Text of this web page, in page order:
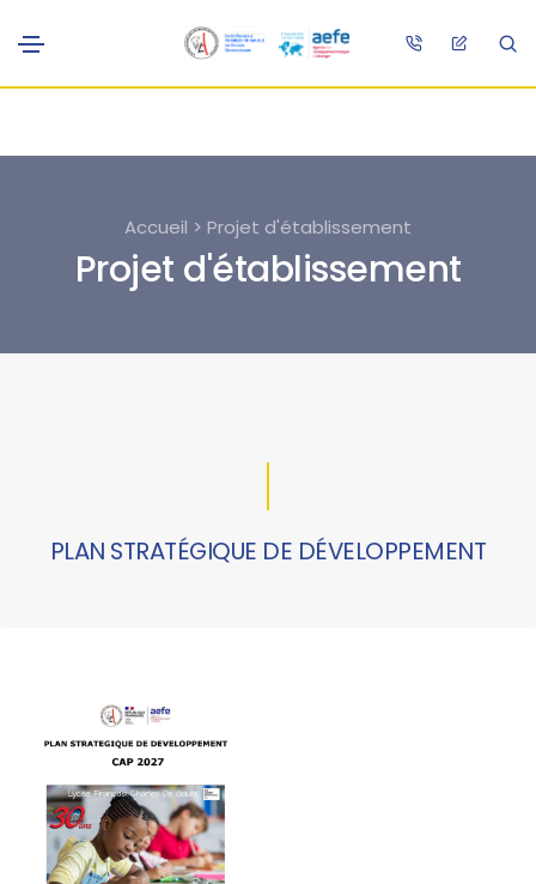
Accueil > Projet d'établissement
Projet d'établissement
PLAN STRATÉGIQUE DE DÉVELOPPEMENT